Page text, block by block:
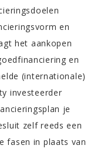
en
het aankopen
en
(internationale)
investeerder
je
zelf reeds een
fasen in plaats van